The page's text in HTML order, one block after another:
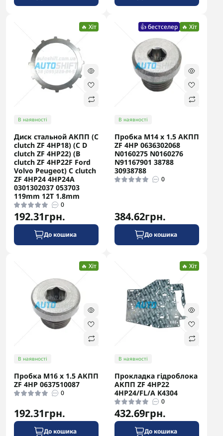
🔥 Хіт
В наявності
Диск стальной АКПП (C
clutch ZF 4HP18) (C D
clutch ZF 4HP22) (B
clutch ZF 4HP22F Ford
Volvo Peugeot) C clutch
ZF 4HP24 4HP24A
0301302037 053703
119mm 12T 1.8mm
0
192.31грн.
До кошика
👍 бестселер 🔥 Хіт
В наявності
Пробка M14 x 1.5 АКПП
ZF 4HP 0636302068
N0160275 N0160276
N91167901 38788
30938788
0
384.62грн.
До кошика
🔥 Хіт
В наявності
Пробка M16 x 1.5 АКПП
ZF 4HP 0637510087
0
192.31грн.
До кошика
🔥 Хіт
В наявності
Прокладка гідроблока
АКПП ZF 4HP22
4HP24/FL/A K4304
0
432.69грн.
До кошика